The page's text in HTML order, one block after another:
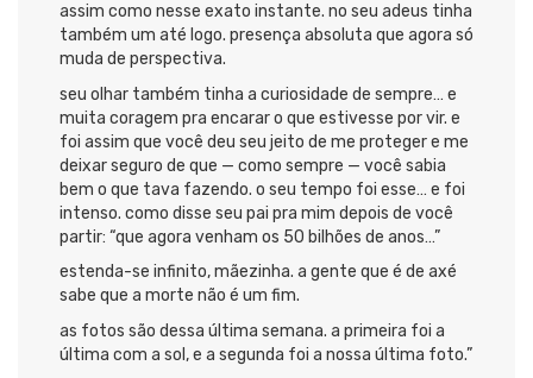
assim como nesse exato instante. no seu adeus tinha
também um até logo. presença absoluta que agora só
muda de perspectiva.
seu olhar também tinha a curiosidade de sempre… e
muita coragem pra encarar o que estivesse por vir. e
foi assim que você deu seu jeito de me proteger e me
deixar seguro de que — como sempre — você sabia
bem o que tava fazendo. o seu tempo foi esse… e foi
intenso. como disse seu pai pra mim depois de você
partir: “que agora venham os 50 bilhões de anos…”
estenda-se infinito, mãezinha. a gente que é de axé
sabe que a morte não é um fim.
as fotos são dessa última semana. a primeira foi a
última com a sol, e a segunda foi a nossa última foto.”